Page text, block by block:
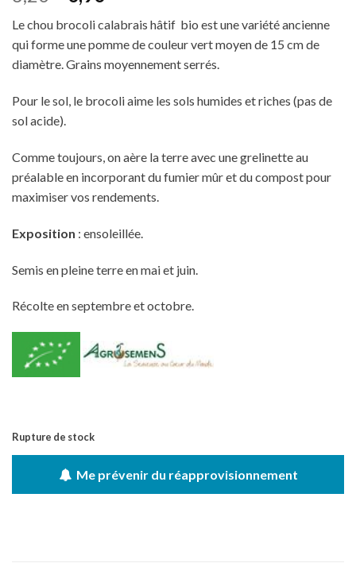
prix
initial
était :
3,20€.
actuel
est :
0,90€.
Le chou brocoli calabrais hâtif bio est une variété ancienne
qui forme une pomme de couleur vert moyen de 15 cm de
diamètre. Grains moyennement serrés.
Pour le sol, le brocoli aime les sols humides et riches (pas de
sol acide).
Comme toujours, on aère la terre avec une grelinette au
préalable en incorporant du fumier mûr et du compost pour
maximiser vos rendements.
Exposition : ensoleillée.
Semis en pleine terre en mai et juin.
Récolte en septembre et octobre.
Rupture de stock
Me prévenir du réapprovisionnement